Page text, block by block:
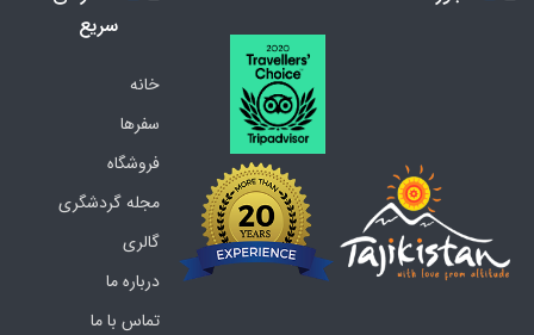
سریع
خانه
سفرها
فروشگاه
مجله گردشگری
گالری
درباره ما
تماس با ما